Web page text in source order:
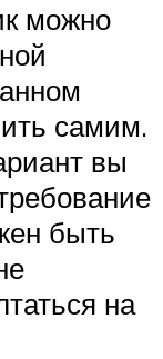
можно
самим.
вы
быть
на